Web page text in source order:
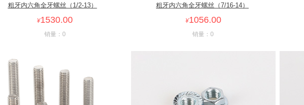
粗牙内六角全牙螺丝（1/2-13）
¥1530.00
销量：0
粗牙内六角全牙螺丝（7/16-14）
¥1056.00
销量：0